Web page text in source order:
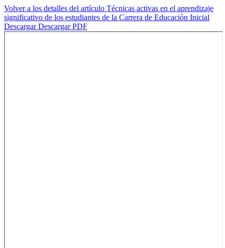
Volver a los detalles del artículo Técnicas activas en el aprendizaje
significativo de los estudiantes de la Carrera de Educación Inicial
DescargarDescargar PDF